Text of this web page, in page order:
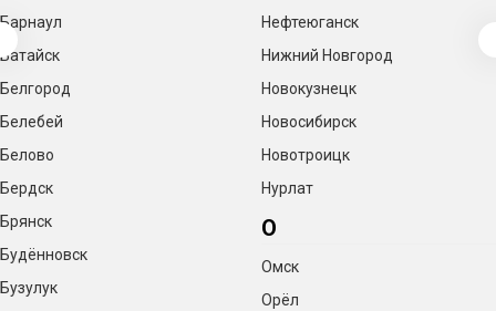
Барнаул
Батайск
Белгород
Белебей
Белово
Бердск
Брянск
Будённовск
Бузулук
Нефтеюганск
Нижний Новгород
Новокузнецк
Новосибирск
Новотроицк
Нурлат
О
Омск
Орёл